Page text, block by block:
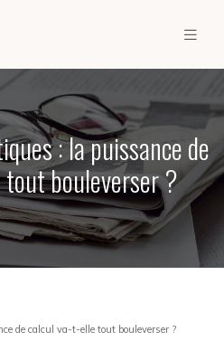
: la puissance de
bouleverser ?
de calcul va-t-elle tout bouleverser ?